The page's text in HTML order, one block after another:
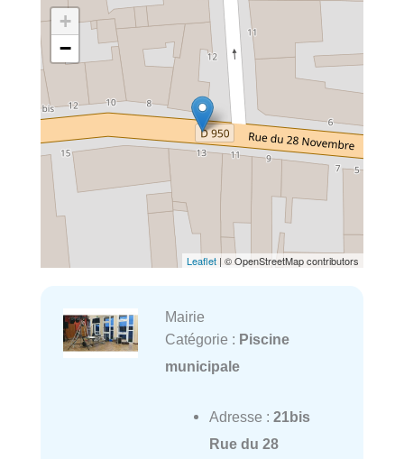
+
−
Leaflet | © OpenStreetMap contributors
Mairie
Catégorie : Piscine
municipale
Adresse : 21bis
Rue du 28